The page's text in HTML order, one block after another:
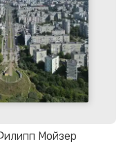
Мойзер